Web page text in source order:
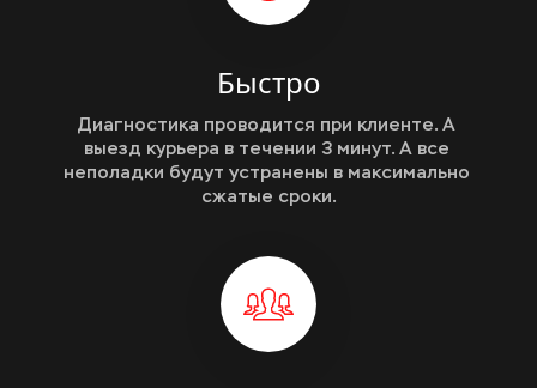
Быстро
Диагностика проводится при клиенте. А
выезд курьера в течении 3 минут. А все
неполадки будут устранены в максимально
сжатые сроки.